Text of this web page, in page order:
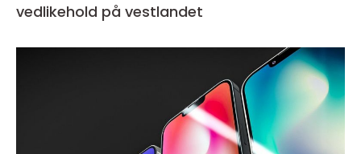
vedlikehold på vestlandet